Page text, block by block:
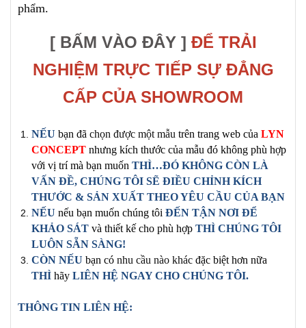
phẩm.
[ BẤM VÀO ĐÂY ] ĐỂ TRẢI
NGHIỆM TRỰC TIẾP SỰ ĐẲNG
CẤP CỦA SHOWROOM
NẾU bạn đã chọn được một mẫu trên trang web của LYN
CONCEPT nhưng kích thước của mẫu đó không phù hợp
với vị trí mà bạn muốn THÌ…ĐÓ KHÔNG CÒN LÀ
VẤN ĐỀ, CHÚNG TÔI SẼ ĐIỀU CHỈNH KÍCH
THƯỚC & SẢN XUẤT THEO YÊU CẦU CỦA BẠN
NẾU nếu bạn muốn chúng tôi ĐẾN TẬN NƠI ĐỂ
KHẢO SÁT và thiết kế cho phù hợp THÌ CHÚNG TÔI
LUÔN SẴN SÀNG!
CÒN NẾU bạn có nhu cầu nào khác đặc biệt hơn nữa
THÌ hãy LIÊN HỆ NGAY CHO CHÚNG TÔI.
THÔNG TIN LIÊN HỆ: